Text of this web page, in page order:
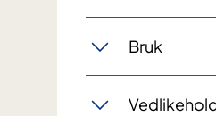
Bruk